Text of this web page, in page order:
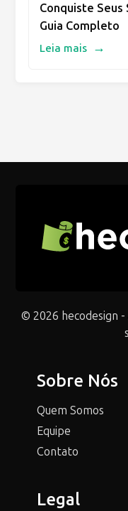
Conquiste Seus
Guia Completo
Leia mais →
© 2026 hecodesign
Sobre Nós
Quem Somos
Equipe
Contato
Legal